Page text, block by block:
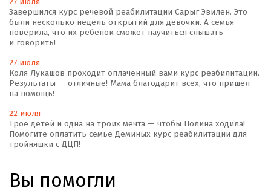
Завершился курс речевой реабилитации Сарыг Эвилен. Это
были несколько недель открытий для девочки. А семья
поверила, что их ребенок сможет научиться слышать
и говорить!
27 июля
Коля Лукашов проходит оплаченный вами курс реабилитации.
Результаты — отличные! Мама благодарит всех, что пришел
на помощь!
22 июля
Трое детей и одна на троих мечта — чтобы Полина ходила!
Помогите оплатить семье Деминых курс реабилитации для
тройняшки с ДЦП!
Вы помогли